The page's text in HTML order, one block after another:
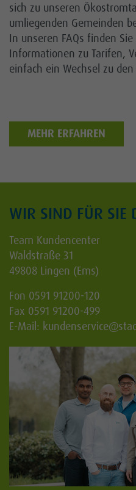
sich zu unseren
umliegenden Gemeinden
In unseren FAQs finden
Informationen zu Tarifen,
einfach ein Wechsel zu
MEHR ERFAHREN
WIR SIND FÜR SIE
Team Kundencenter
Waldstraße 31
49808 Lingen (Ems)
Fon 0591 91200-120
Fax 0591 91200-499
E-Mail: kundenservice